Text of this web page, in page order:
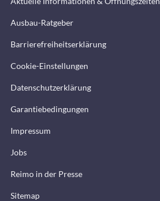
Ausbau-Ratgeber
Barrierefreiheitserklärung
Cookie-Einstellungen
Datenschutzerklärung
Garantiebedingungen
Impressum
Jobs
Reimo in der Presse
Sitemap